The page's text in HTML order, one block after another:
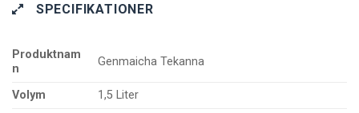
SPECIFIKATIONER
Produktnam
n
Genmaicha Tekanna
Volym 1,5 Liter